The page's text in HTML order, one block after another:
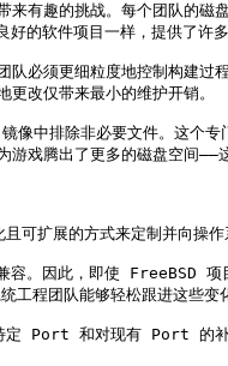
有趣的挑战。每个团队的
的软件项目一样，提供了许
必须更细粒度地控制构建
改仅带来最小的维护开销。
中排除非必要文件。这个
戏腾出了更多的磁盘空间——
扩展的方式来定制并向操
因此，即使 FreeBSD 项
程团队能够轻松跟进这些变
定 Port 和对现有 Port